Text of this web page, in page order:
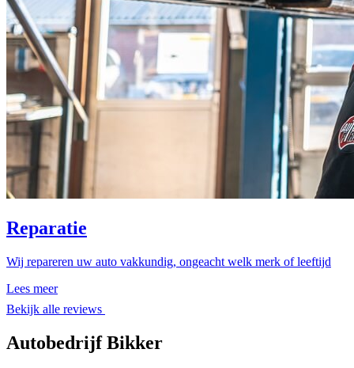
Reparatie
Wij repareren uw auto vakkundig, ongeacht welk merk of leeftijd
Lees meer
Bekijk alle reviews
Autobedrijf Bikker